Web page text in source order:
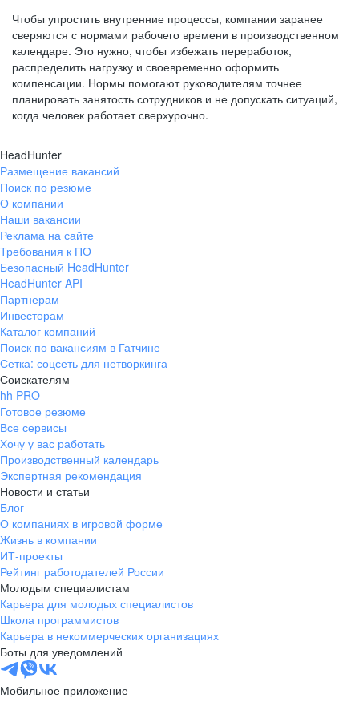
Чтобы упростить внутренние процессы, компании заранее
сверяются с нормами рабочего времени в производственном
календаре. Это нужно, чтобы избежать переработок,
распределить нагрузку и своевременно оформить
компенсации. Нормы помогают руководителям точнее
планировать занятость сотрудников и не допускать ситуаций,
когда человек работает сверхурочно.
HeadHunter
Размещение вакансий
Поиск по резюме
О компании
Наши вакансии
Реклама на сайте
Требования к ПО
Безопасный HeadHunter
HeadHunter API
Партнерам
Инвесторам
Каталог компаний
Поиск по вакансиям в Гатчине
Сетка: соцсеть для нетворкинга
Соискателям
hh PRO
Готовое резюме
Все сервисы
Хочу у вас работать
Производственный календарь
Экспертная рекомендация
Новости и статьи
Блог
О компаниях в игровой форме
Жизнь в компании
ИТ-проекты
Рейтинг работодателей России
Молодым специалистам
Карьера для молодых специалистов
Школа программистов
Карьера в некоммерческих организациях
Боты для уведомлений
Мобильное приложение